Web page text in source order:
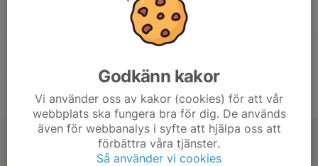
Godkänn kakor
Vi använder oss av kakor (cookies) för att vår
webbplats ska fungera bra för dig. De används
även för webbanalys i syfte att hjälpa oss att
förbättra våra tjänster.
Så använder vi cookies